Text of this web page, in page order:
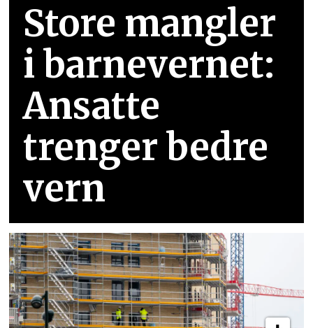
Store mangler
i barnevernet:
Ansatte
trenger bedre
vern